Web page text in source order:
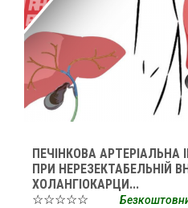
ПЕЧІНКОВА АРТЕРІАЛЬНА
ПРИ НЕРЕЗЕКТАБЕЛЬНІЙ
ХОЛАНГІОКАРЦИ...
☆☆☆☆☆